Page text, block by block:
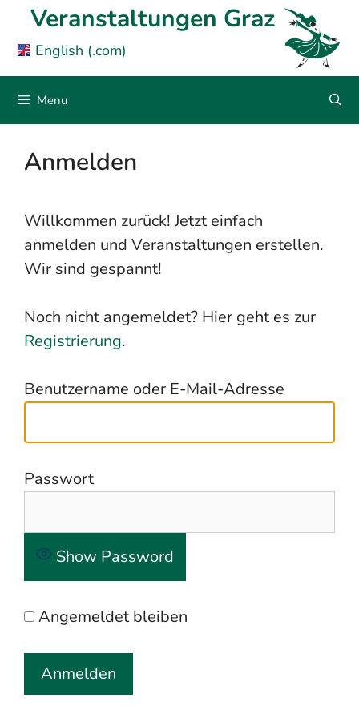
English (.com)
content
Veranstaltungen Graz
Menu
Anmelden
Willkommen zurück! Jetzt einfach
anmelden und Veranstaltungen erstellen.
Wir sind gespannt!
Noch nicht angemeldet? Hier geht es zur
Registrierung.
Benutzername oder E-Mail-Adresse
Passwort
Show Password
Angemeldet bleiben